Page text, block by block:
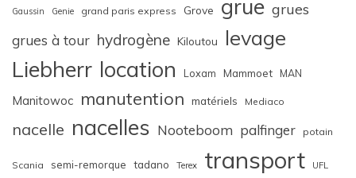
Gaussin Genie grand paris express Grove grue grues
grues à tour hydrogène Kiloutou levage
Liebherr location Loxam Mammoet MAN
Manitowoc manutention matériels Mediaco
nacelle nacelles Nooteboom palfinger potain
Scania semi-remorque tadano Terex transport UFL